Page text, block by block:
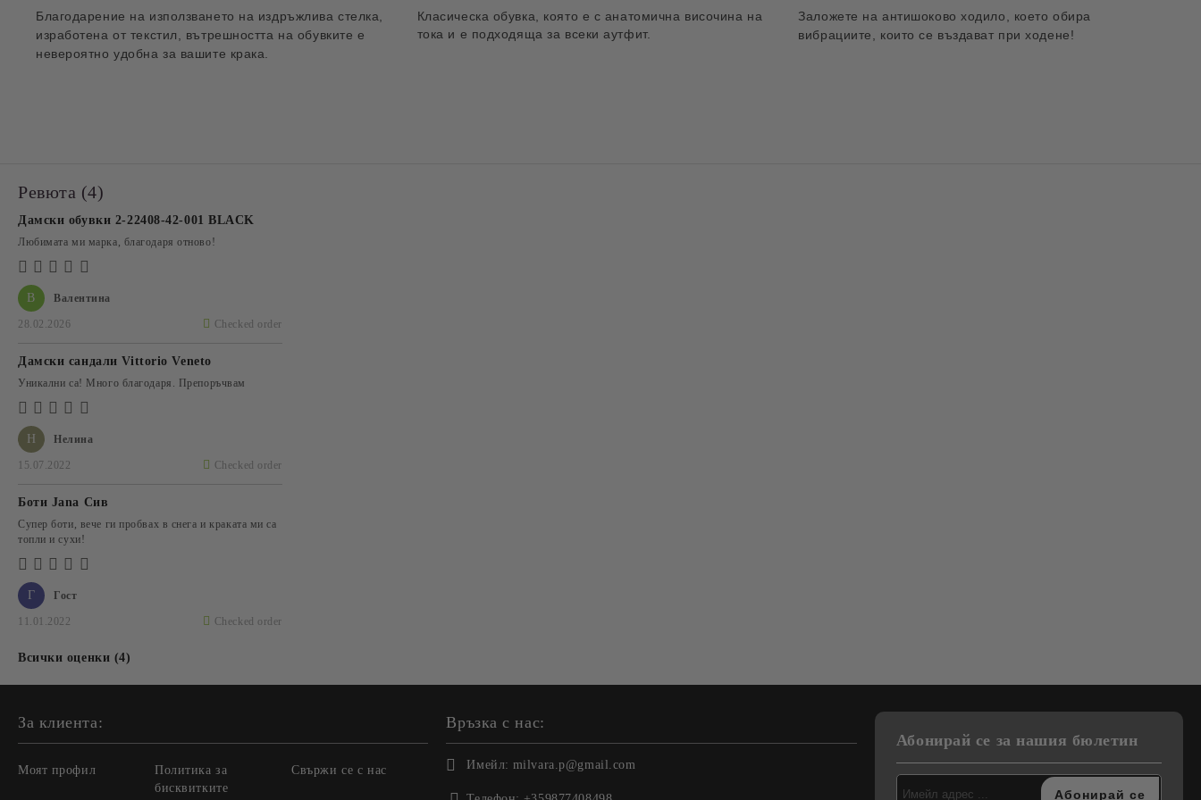
Благодарение на използването на издръжлива стелка,
изработена от текстил, вътрешността на обувките е
невероятно удобна за вашите крака.
Класическа обувка, която е с анатомична височина на
тока и е подходяща за всеки аутфит.
Заложете на антишоково ходило, което обира
вибрациите, които се въздават при ходене!
Ревюта (4)
В Валентина
28.02.2026 Checked order
Дамски обувки 2-22408-42-001 BLACK
Любимата ми марка, благодаря отново!
Н Нелина
15.07.2022 Checked order
Дамски сандали Vittorio Veneto
Уникални са! Много благодаря. Препоръчвам
Г Гост
11.01.2022 Checked order
Боти Jana Сив
Супер боти, вече ги пробвах в снега и краката ми са
топли и сухи!
Всички оценки (4)
За клиента:
Моят профил
Политика за
бисквитките
Свържи се с нас
Връзка с нас:
Имейл: milvara.p@gmail.com
Абонирай се за нашия бюлетин